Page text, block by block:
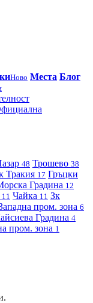
Ново Места Блог
48 Трошево 38
Тракия 17 Гръцки
Градина 12
11 Чайка 11 Зк
пром. зона 6
Градина 4
пром. зона 1